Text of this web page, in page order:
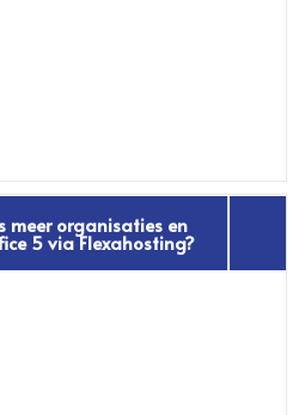
meer organisaties en
5 via Flexahosting?